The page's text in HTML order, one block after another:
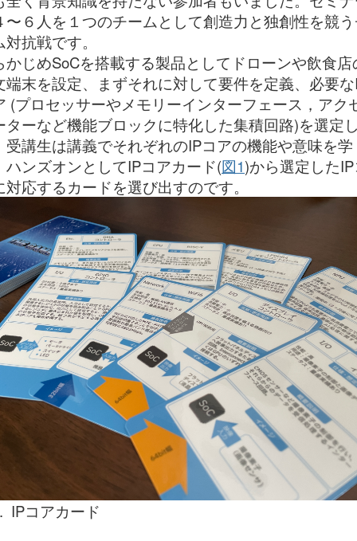
〜６人を１つのチームとして創造力と独創性を競
抗戦です。
かじめSoCを搭載する製品としてドローンや飲食店
端末を設定、まずそれに対して要件を定義、必要
(プロセッサーやメモリーインターフェース，アク
ターなど機能ブロックに特化した集積回路)を選定
受講生は講義でそれぞれのIPコアの機能や意味を学
ハンズオンとしてIPコアカード(図1)から選定した
対応するカードを選び出すのです。
IPコアカード